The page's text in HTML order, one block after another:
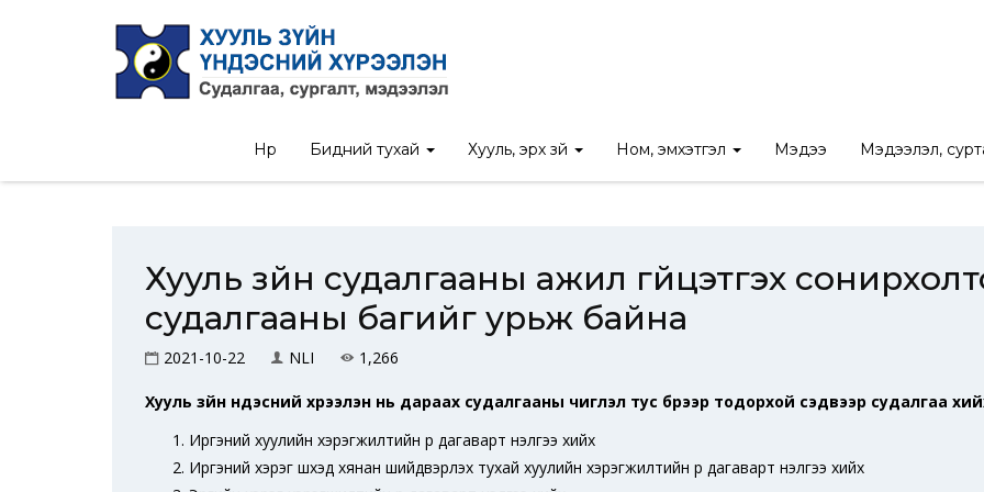
Нүүр Бидний тухай Хууль, эрх зүй Ном, эмхэтгэл Мэдээ Мэдээлэл,
Нүүр / Мэдээ / Хууль зүйн судалгааны ажил гүйцэтгэх сонирхолтой судлаач болон
Хууль зүйн судалгааны ажил гүйцэтгэх
судалгааны багийг урьж байна
2021-10-22 NLI 1,266
Хууль зүйн үндэсний хүрээлэн нь дараах судалгааны чиглэл тус бүрээр тодорхой сэдвээр судалгаа
Иргэний хуулийн хэрэгжилтийн үр дагаварт үнэлгээ хийх
Иргэний хэрэг шүүхэд хянан шийдвэрлэх тухай хуулийн хэрэгжилтийн үр дагаварт үнэлгээ хийх